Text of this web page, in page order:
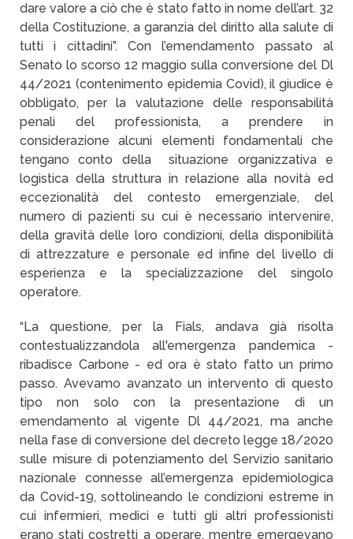
dare valore a ciò che è stato fatto in nome dell’art. 32
della Costituzione, a garanzia del diritto alla salute di
tutti i cittadini”. Con l’emendamento passato al
Senato lo scorso 12 maggio sulla conversione del Dl
44/2021 (contenimento epidemia Covid), il giudice è
obbligato, per la valutazione delle responsabilità
penali del professionista, a prendere in
considerazione alcuni elementi fondamentali che
tengano conto della situazione organizzativa e
logistica della struttura in relazione alla novità ed
eccezionalità del contesto emergenziale, del
numero di pazienti su cui è necessario intervenire,
della gravità delle loro condizioni, della disponibilità
di attrezzature e personale ed infine del livello di
esperienza e la specializzazione del singolo
operatore.
“La questione, per la Fials, andava già risolta
contestualizzandola all'emergenza pandemica -
ribadisce Carbone - ed ora è stato fatto un primo
passo. Avevamo avanzato un intervento di questo
tipo non solo con la presentazione di un
emendamento al vigente Dl 44/2021, ma anche
nella fase di conversione del decreto legge 18/2020
sulle misure di potenziamento del Servizio sanitario
nazionale connesse all’emergenza epidemiologica
da Covid-19, sottolineando le condizioni estreme in
cui infermieri, medici e tutti gli altri professionisti
erano stati costretti a operare, mentre emergevano